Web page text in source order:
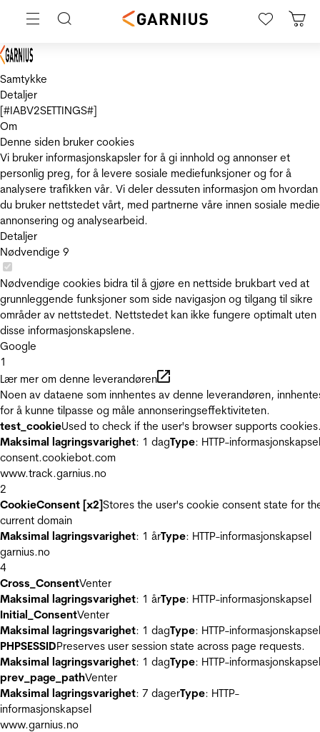
Samtykke
Detaljer
[#IABV2SETTINGS#]
Om
Denne siden bruker cookies
Vi bruker informasjonskapsler for å gi innhold og annonser et
personlig preg, for å levere sosiale mediefunksjoner og for å
analysere trafikken vår. Vi deler dessuten informasjon om hvordan
du bruker nettstedet vårt, med partnerne våre innen sosiale
annonsering og analysearbeid.
Detaljer
Nødvendige 9
Nødvendige cookies bidra til å gjøre en nettside brukbart ved at
grunnleggende funksjoner som side navigasjon og tilgang til sikre
områder av nettstedet. Nettstedet kan ikke fungere optimalt uten
disse informasjonskapslene.
Google
1
Lær mer om denne leverandøren
Noen av dataene som innhentes av denne leverandøren,
for å kunne tilpasse og måle annonseringseffektiviteten.
test_cookieUsed to check if the user's browser supports
Maksimal lagringsvarighet: 1 dagType: HTTP-informasjonskapsel
consent.cookiebot.com
www.track.garnius.no
2
CookieConsent [x2]Stores the user's cookie consent state for
current domain
Maksimal lagringsvarighet: 1 årType: HTTP-informasjonskapsel
garnius.no
4
Cross_ConsentVenter
Maksimal lagringsvarighet: 1 årType: HTTP-informasjonskapsel
Initial_ConsentVenter
Maksimal lagringsvarighet: 1 dagType: HTTP-informasjonskapsel
PHPSESSIDPreserves user session state across page requests.
Maksimal lagringsvarighet: 1 dagType: HTTP-informasjonskapsel
prev_page_pathVenter
Maksimal lagringsvarighet: 7 dagerType: HTTP-
informasjonskapsel
www.garnius.no